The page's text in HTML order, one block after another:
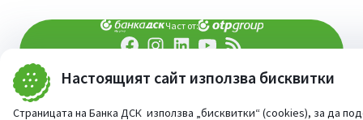
Настоящият сайт използва бисквитки
Страницата на Банка ДСК използва „бисквитки“ (cookies), за да
Част от:
При въпроси -попитай AI асистента ни
Сайт от:StudioX